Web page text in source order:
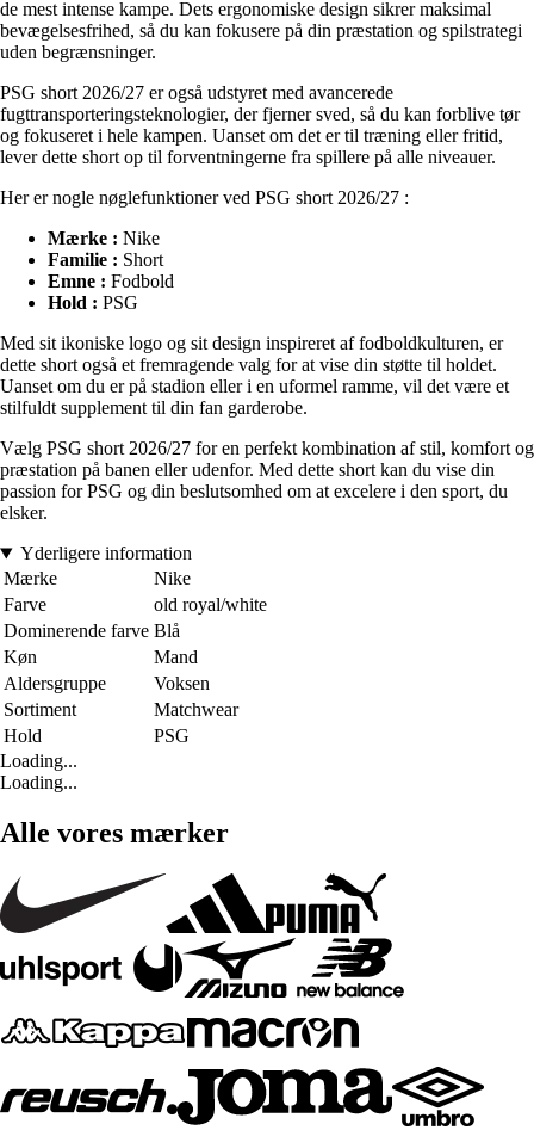
de mest intense kampe. Dets ergonomiske design sikrer maksimal
bevægelsesfrihed, så du kan fokusere på din præstation og spilstrategi
uden begrænsninger.
PSG short 2026/27 er også udstyret med avancerede
fugttransporteringsteknologier, der fjerner sved, så du kan forblive tør
og fokuseret i hele kampen. Uanset om det er til træning eller fritid,
lever dette short op til forventningerne fra spillere på alle niveauer.
Her er nogle nøglefunktioner ved PSG short 2026/27 :
Mærke : Nike
Familie : Short
Emne : Fodbold
Hold : PSG
Med sit ikoniske logo og sit design inspireret af fodboldkulturen, er
dette short også et fremragende valg for at vise din støtte til holdet.
Uanset om du er på stadion eller i en uformel ramme, vil det være et
stilfuldt supplement til din fan garderobe.
Vælg PSG short 2026/27 for en perfekt kombination af stil, komfort og
præstation på banen eller udenfor. Med dette short kan du vise din
passion for PSG og din beslutsomhed om at excelere i den sport, du
elsker.
Yderligere information
Mærke
Nike
Farve
old royal/white
Dominerende farve Blå
Køn
Mand
Aldersgruppe
Voksen
Sortiment
Matchwear
Hold
PSG
Loading...
Loading...
Alle vores mærker